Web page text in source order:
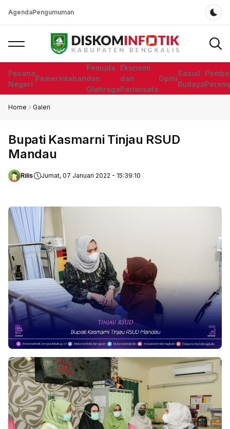
AgendaPengumuman
Pesona
Negeri
Pemerintahan
Pemuda
dan
Olahraga
Ekonomi
dan
Pariwisata
Opini
Sosial
Budaya
Home Galeri
Bupati Kasmarni Tinjau RSUD
Mandau
Rilis Jumat, 07 Januari 2022 - 15:39:10